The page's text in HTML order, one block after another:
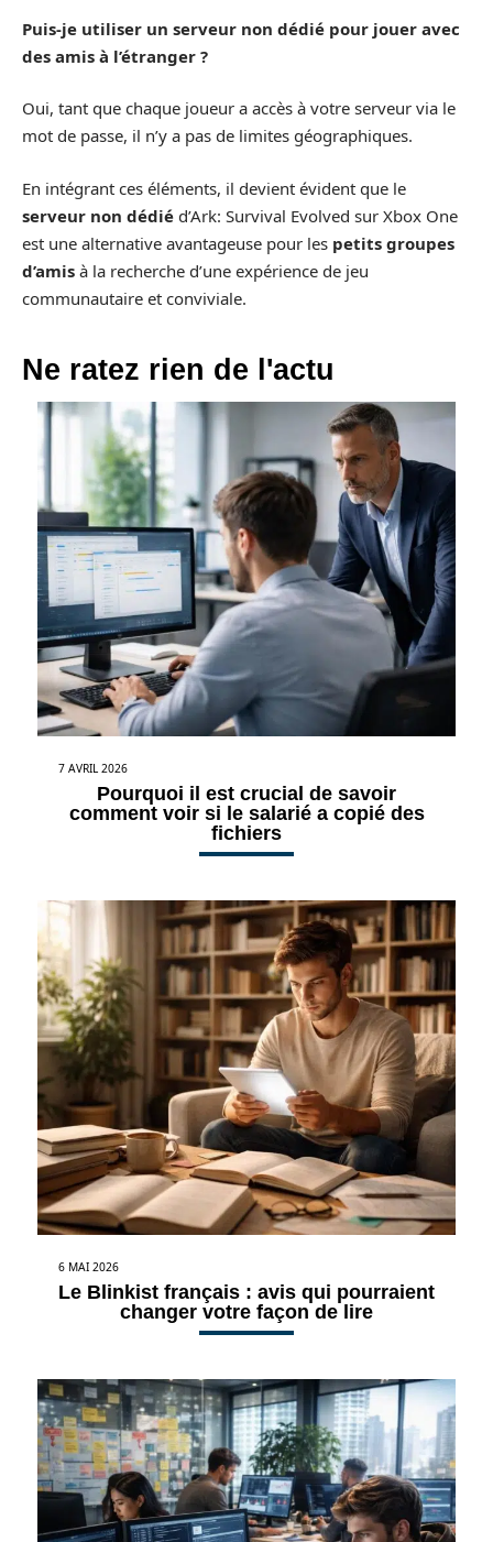
Puis-je utiliser un serveur non dédié pour jouer avec
des amis à l’étranger ?
Oui, tant que chaque joueur a accès à votre serveur via le
mot de passe, il n’y a pas de limites géographiques.
En intégrant ces éléments, il devient évident que le
serveur non dédié d’Ark: Survival Evolved sur Xbox One
est une alternative avantageuse pour les petits groupes
d’amis à la recherche d’une expérience de jeu
communautaire et conviviale.
Ne ratez rien de l'actu
7 AVRIL 2026
Pourquoi il est crucial de savoir
comment voir si le salarié a copié des
fichiers
6 MAI 2026
Le Blinkist français : avis qui pourraient
changer votre façon de lire